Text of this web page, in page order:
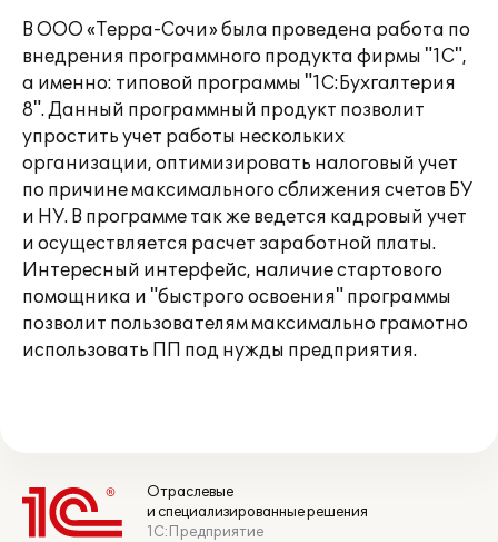
В ООО «Терра-Сочи» была проведена работа по
внедрения программного продукта фирмы "1С",
а именно: типовой программы "1С:Бухгалтерия
8". Данный программный продукт позволит
упростить учет работы нескольких
организации, оптимизировать налоговый учет
по причине максимального сближения счетов БУ
и НУ. В программе так же ведется кадровый учет
и осуществляется расчет заработной платы.
Интересный интерфейс, наличие стартового
помощника и "быстрого освоения" программы
позволит пользователям максимально грамотно
использовать ПП под нужды предприятия.
Отраслевые
и специализированные решения
1С:Предприятие